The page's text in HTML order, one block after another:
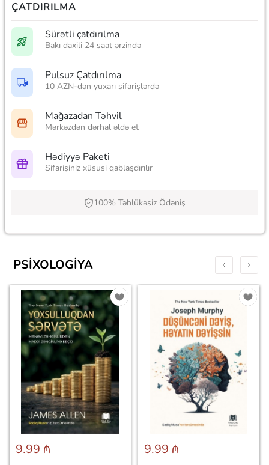
ÇATDIRILMA
Sürətli çatdırılma
Bakı daxili 24 saat ərzində
Pulsuz Çatdırılma
10 AZN-dən yuxarı sifarişlərdə
Mağazadan Təhvil
Mərkəzdən dərhal əldə et
Hədiyyə Paketi
Sifarişiniz xüsusi qablaşdırılır
100% Təhlükəsiz Ödəniş
PSIXOLOGIYA
9.99 ₼ 9.99 ₼